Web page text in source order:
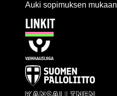
Auki sopimuksen mukaan
LINKIT